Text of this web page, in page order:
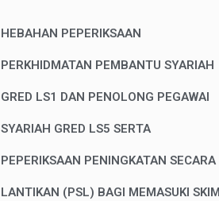
HEBAHAN PEPERIKSAAN
PERKHIDMATAN PEMBANTU SYARIAH
GRED LS1 DAN PENOLONG PEGAWAI
SYARIAH GRED LS5 SERTA
PEPERIKSAAN PENINGKATAN SECARA
LANTIKAN (PSL) BAGI MEMASUKI SKIM